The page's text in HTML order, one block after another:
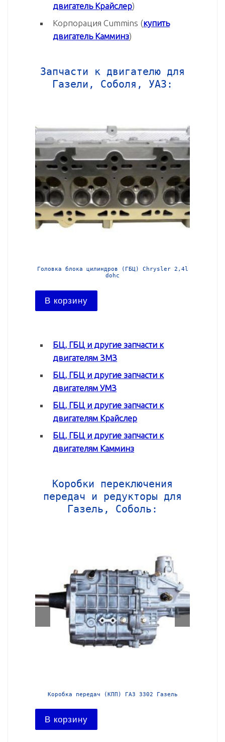
двигатель Крайслер)
Корпорация Cummins (купить
двигатель Камминз)
Запчасти к двигателю для
Газели, Соболя, УАЗ:
Головка блока цилиндров (ГБЦ) Chrysler 2,4l
dohc
В корзину
БЦ, ГБЦ и другие запчасти к
двигателям ЗМЗ
БЦ, ГБЦ и другие запчасти к
двигателям УМЗ
БЦ, ГБЦ и другие запчасти к
двигателям Крайслер
БЦ, ГБЦ и другие запчасти к
двигателям Камминз
Коробки переключения
передач и редукторы для
Газель, Соболь:
Коробка передач (КПП) ГАЗ 3302 Газель
В корзину